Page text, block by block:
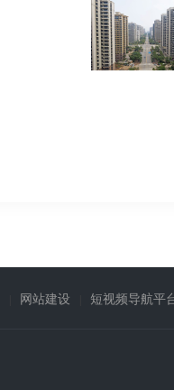
网站建设 短视频导航平